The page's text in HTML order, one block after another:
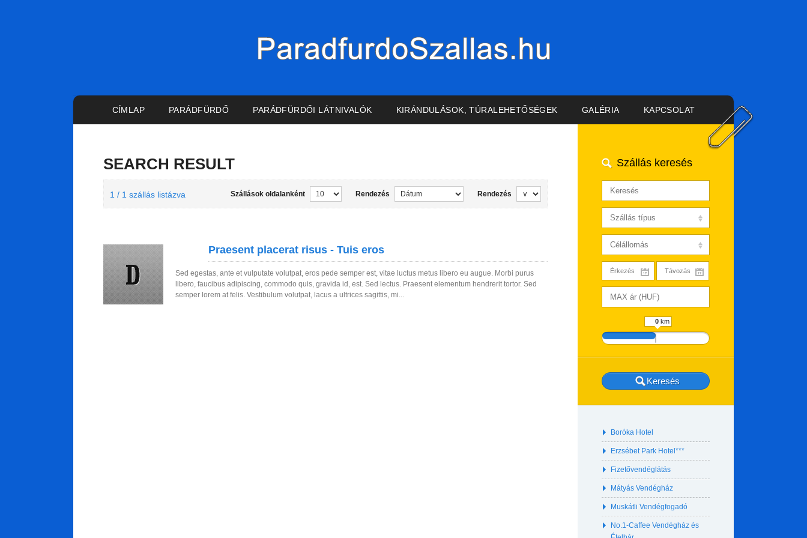
Main menu
CÍMLAP PARÁDFÜRDŐ PARÁDFÜRDŐI LÁTNIVALÓK KIRÁNDULÁSOK, TÚRALEHETŐSÉGEK GALÉRIA KAPCSOLAT
SEARCH RESULT
1 / 1 szállás listázva Szállások oldalanként Rendezés Rendezés
Praesent placerat risus - Tuis eros
Sed egestas, ante et vulputate volutpat, eros pede semper est, vitae luctus metus libero eu augue. Morbi purus
libero, faucibus adipiscing, commodo quis, gravida id, est. Sed lectus. Praesent elementum hendrerit tortor. Sed
semper lorem at felis. Vestibulum volutpat, lacus a ultrices sagittis, mi...
Szállás keresés
km
Boróka Hotel
Erzsébet Park Hotel***
Fizetővendéglátás
Mátyás Vendégház
Muskátli Vendégfogadó
No.1-Caffee Vendégház és